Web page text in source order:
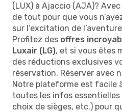
(LUX) à Ajaccio (AJA)?
de tout pour que vous
sur l’excitation de
Profitez des offres
Luxair (LG), et si vous êtes
des réductions exclusives
réservation. Réserver avec
Notre plateforme est facile
toutes les infos essentielles
choix de sièges, etc.) pour